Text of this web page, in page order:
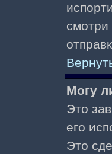
смотри
Могу
Это
его
Это